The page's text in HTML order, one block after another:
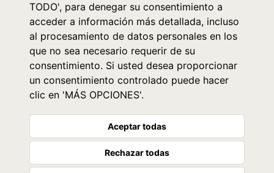
TODO', para denegar su consentimiento a
acceder a información más detallada, incluso
al procesamiento de datos personales en los
que no sea necesario requerir de su
consentimiento. Si usted desea proporcionar
un consentimiento controlado puede hacer
clic en 'MÁS OPCIONES'.
Aceptar todas
Rechazar todas